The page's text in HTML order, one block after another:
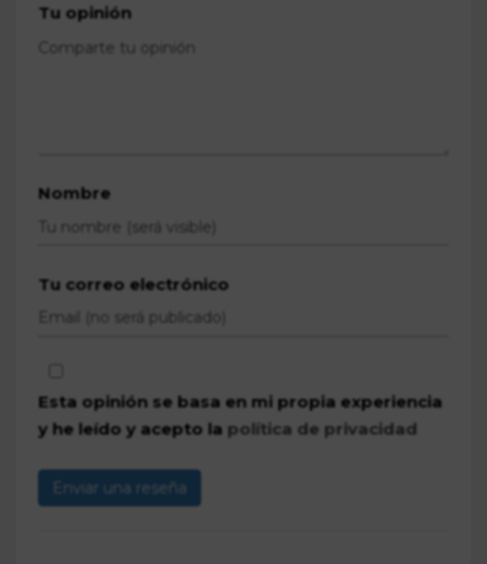
Tu opinión
Nombre
Tu correo electrónico
Esta opinión se basa en mi propia experiencia
y he leído y acepto la política de privacidad
Enviar una reseña